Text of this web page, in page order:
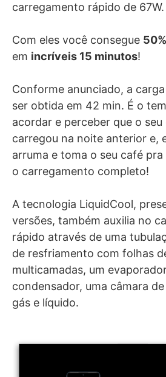
carregamento rápido de 67W.
Com eles você consegue
em incríveis 15 minutos!
Conforme anunciado, a
ser obtida em 42 min. É o
acordar e perceber que o seu
carregou na noite anterior e,
arruma e toma o seu café
o carregamento completo!
A tecnologia LiquidCool,
versões, também auxilia no
rápido através de uma
de resfriamento com folhas
multicamadas, um
condensador, uma câmara
gás e líquido.